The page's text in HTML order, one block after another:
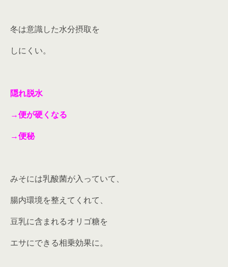
冬は意識した水分摂取を
しにくい。
隠れ脱水
→便が硬くなる
→便秘
みそには乳酸菌が入っていて、
腸内環境を整えてくれて、
豆乳に含まれるオリゴ糖を
エサにできる相乗効果に。